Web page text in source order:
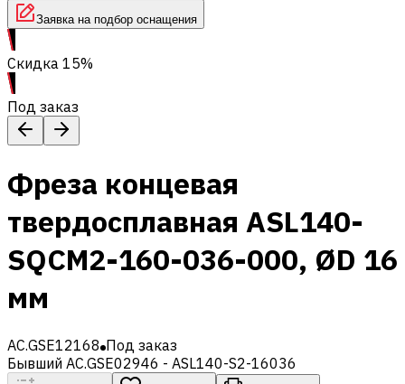
Заявка на подбор оснащения
Скидка 15%
Под заказ
Фреза концевая
твердосплавная ASL140-
SQCM2-160-036-000, ØD 16
мм
AC.GSE12168 Под заказ
Бывший AC.GSE02946 - ASL140-S2-16036